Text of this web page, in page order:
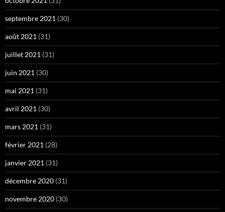
septembre 2021 (30)
août 2021 (31)
juillet 2021 (31)
juin 2021 (30)
mai 2021 (31)
avril 2021 (30)
mars 2021 (31)
février 2021 (28)
janvier 2021 (31)
décembre 2020 (31)
novembre 2020 (30)